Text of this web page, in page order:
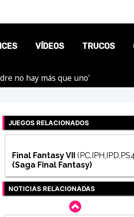
VÍDEOS TRUCOS
no hay más que uno'
JUEGOS RELACIONADOS
Final Fantasy VII
(Saga Final Fantasy)
NOTICIAS RELACIONADAS